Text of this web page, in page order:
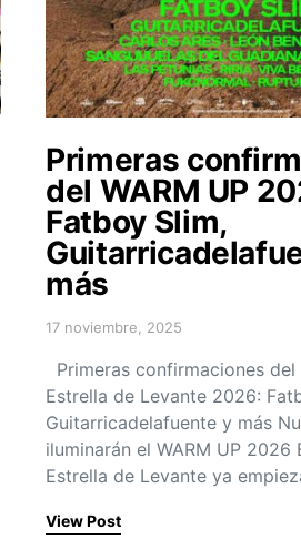
Primeras
del WARM UP
Fatboy Slim,
más
Posted on
17 noviembre, 2025
Primeras confirmaciones del
Estrella de Levante 2026:
Guitarricadelafuente y más
iluminarán el WARM UP 2026
Estrella de Levante ya
View Post